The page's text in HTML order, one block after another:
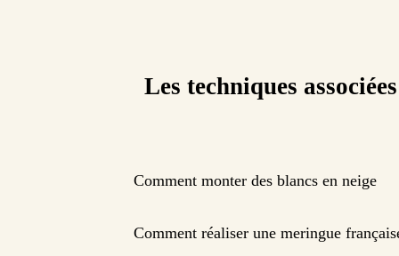
Les techniques associées
Comment monter des blancs en neige
Comment réaliser une meringue